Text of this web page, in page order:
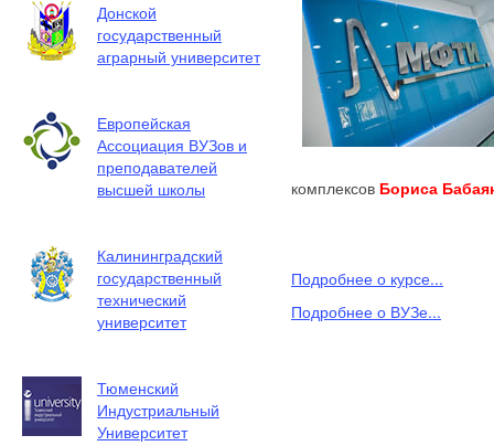
Донской
государственный
аграрный университет
Европейская
Ассоциация ВУЗов и
преподавателей
высшей школы
Калининградский
государственный
технический
университет
Тюменский
Индустриальный
Университет
комплексов Бориса
Подробнее о курсе...
Подробнее о ВУЗе...